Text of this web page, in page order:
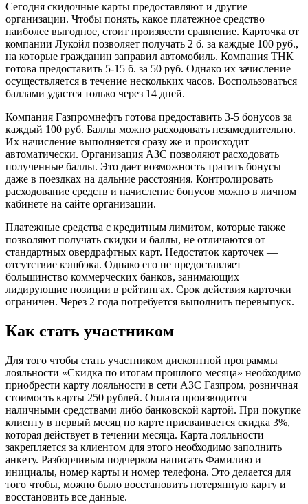
Сегодня скидочные карты предоставляют и другие
организации. Чтобы понять, какое платежное средство
наиболее выгодное, стоит произвести сравнение. Карточка от
компании Лукойл позволяет получать 2 б. за каждые 100 руб.,
на которые гражданин заправил автомобиль. Компания ТНК
готова предоставить 5-15 б. за 50 руб. Однако их зачисление
осуществляется в течение нескольких часов. Воспользоваться
баллами удастся только через 14 дней.
Компания Газпромнефть готова предоставить 3-5 бонусов за
каждый 100 руб. Баллы можно расходовать незамедлительно.
Их начисление выполняется сразу же и происходит
автоматически. Организация АЗС позволяют расходовать
полученные баллы. Это дает возможность тратить бонусы
даже в поездках на дальние расстояния. Контролировать
расходование средств и начисление бонусов можно в личном
кабинете на сайте организации.
Платежные средства с кредитным лимитом, которые также
позволяют получать скидки и баллы, не отличаются от
стандартных овердрафтных карт. Недостаток карточек —
отсутствие кэшбэка. Однако его не предоставляет
большинство коммерческих банков, занимающих
лидирующие позиции в рейтингах. Срок действия карточки
ограничен. Через 2 года потребуется выполнить перевыпуск.
Как стать участником
Для того чтобы стать участником дисконтной программы
лояльности «Скидка по итогам прошлого месяца» необходимо
приобрести карту лояльности в сети АЗС Газпром, розничная
стоимость карты 250 рублей. Оплата производится
наличными средствами либо банковской картой. При покупке
клиенту в первый месяц по карте присваивается скидка 3%,
которая действует в течении месяца. Карта лояльности
закрепляется за клиентом для этого необходимо заполнить
анкету. Разборчивым подчерком написать Фамилию и
инициалы, номер карты и номер телефона. Это делается для
того чтобы, можно было восстановить потерянную карту и
восстановить все данные.